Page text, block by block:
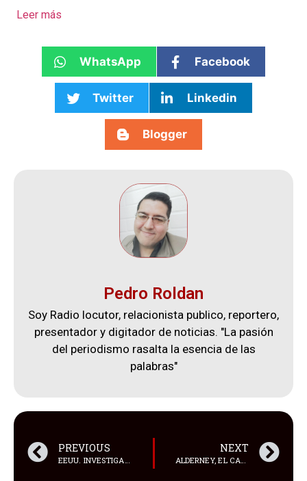
Leer más
WhatsApp Facebook
Twitter Linkedin
Blogger
Pedro Roldan
Soy Radio locutor, relacionista publico, reportero,
presentador y digitador de noticias. "La pasión
del periodismo rasalta la esencia de las
palabras"
PREVIOUS
EEUU. INVESTIGA LA FILTRACIÓN DE UN NUEVO LOTE DE DOCUMENTACIÓN CLASIFICADA SOBRE UCRANIA, CHINA Y O.PRÓXIMO
NEXT
ALDERNEY, EL CAMPO DE CONCENTRACIÓN NAZI EN REINO UNIDO QUE NI LOS BRITÁNICOS CONOCEN